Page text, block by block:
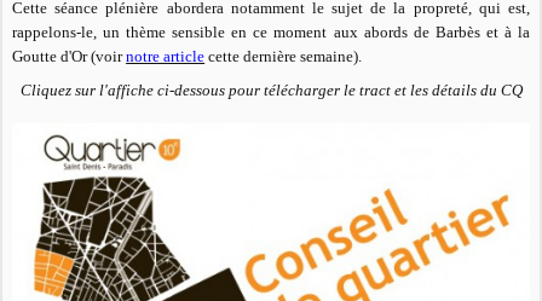
Cette séance plénière abordera notamment le sujet de la propreté, qui est,
rappelons-le, un thème sensible en ce moment aux abords de Barbès et à la
Goutte d'Or (voirnotre article cette dernière semaine).
Cliquez sur l'affiche ci-dessous pour télécharger le tract et les détails du CQ